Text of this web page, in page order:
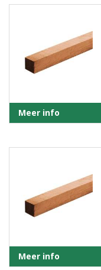
Meer info
Meer info